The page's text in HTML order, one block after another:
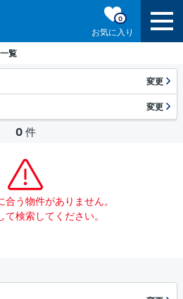
お気に入り
0
覧
変更
変更
0 件
合う物件がありません。
て検索してください。